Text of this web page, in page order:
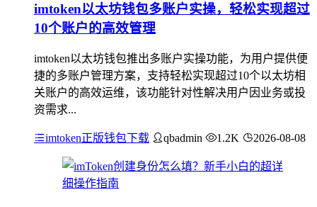
imtoken以太坊钱包多账户实操，轻松实现超过
10个账户的高效管理
imtoken以太坊钱包推出多账户实操功能，为用户提供便
捷的多账户管理方案，支持轻松实现超过10个以太坊相
关账户的高效运维，该功能针对性解决用户因业务或投
资需求...
imtoken正版钱包下载 qbadmin 1.2K 2026-08-08